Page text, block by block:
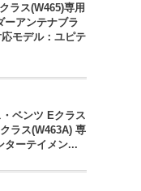
ラス(W465)専用
ーアンテナブラ
モデル：ユピテ
・ベンツ Eクラス
ラス(W463A) 専
ターテイメン...